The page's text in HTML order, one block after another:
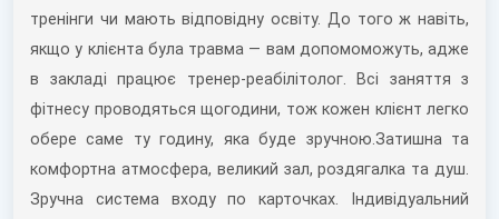
тренінги чи мають відповідну освіту. До того ж навіть,
якщо у клієнта була травма — вам допомоможуть, адже
в закладі працює тренер-реабілітолог. Всі заняття з
фітнесу проводяться щогодини, тож кожен клієнт легко
обере саме ту годину, яка буде зручною.Затишна та
комфортна атмосфера, великий зал, роздягалка та душ.
Зручна система входу по карточках. Індивідуальний